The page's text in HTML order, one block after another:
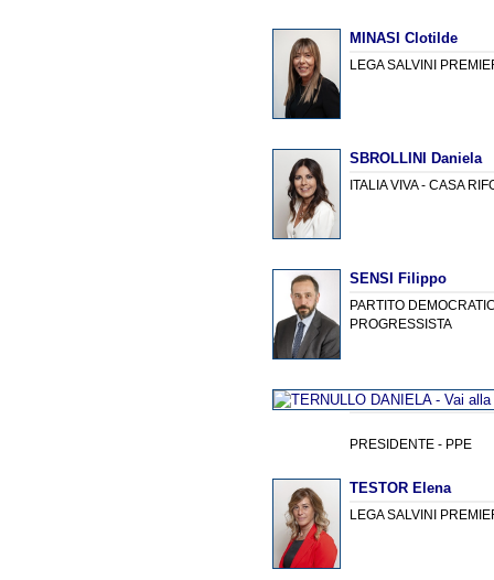
MINASI Clotilde
LEGA SALVINI
SBROLLINI Daniela
ITALIA VIVA - CASA
SENSI Filippo
PARTITO
PROGRESSISTA
PRESIDENTE - PPE
TESTOR Elena
LEGA SALVINI